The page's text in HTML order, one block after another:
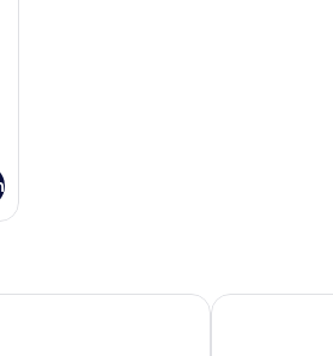
Bahala Na Villas